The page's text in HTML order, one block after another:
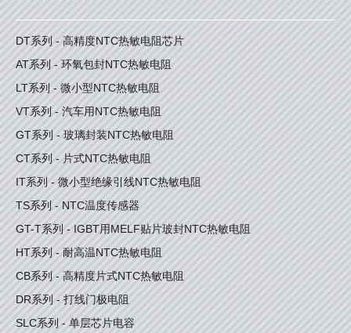
DT系列 - 高精度NTC热敏电阻芯片
AT系列 - 环氧包封NTC热敏电阻
LT系列 - 微小型NTC热敏电阻
VT系列 - 汽车用NTC热敏电阻
GT系列 - 玻璃封装NTC热敏电阻
CT系列 - 片式NTC热敏电阻
IT系列 - 微小型绝缘引线NTC热敏电阻
TS系列 - NTC温度传感器
GT-T系列 - IGBT用MELF贴片玻封NTC热敏电阻
HT系列 - 耐高温NTC热敏电阻
CB系列 - 高精度片式NTC热敏电阻
DR系列 - 打线门极电阻
SLC系列 - 单层芯片电容